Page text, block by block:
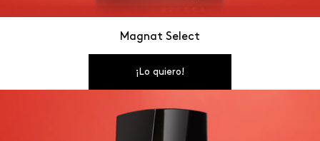
Magnat Select
¡Lo quiero!